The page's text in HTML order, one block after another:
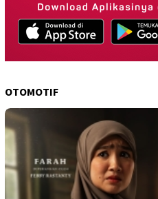
OTOMOTIF